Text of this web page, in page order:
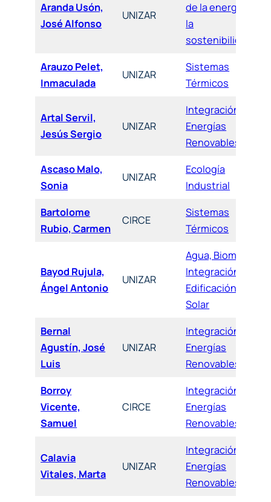
Aranda Usón,
José Alfonso
UNIZAR
de la energía y
la
sostenibilidad
Arauzo Pelet,
Inmaculada
UNIZAR
Sistemas
Térmicos
Artal Servil,
Jesús Sergio
UNIZAR
Integración de
Energías
Renovables
Ascaso Malo,
Sonia
UNIZAR
Ecología
Industrial
Bartolome
Rubio, Carmen
CIRCE
Sistemas
Térmicos
Bayod Rujula,
Ángel Antonio
UNIZAR
Agua, Biomasa,
Integración,
Edificación y
Solar
Bernal
Agustín, José
Luis
UNIZAR
Integración de
Energías
Renovables
Borroy
Vicente,
Samuel
CIRCE
Integración de
Energías
Renovables
Calavia
Vitales, Marta
UNIZAR
Integración de
Energías
Renovables